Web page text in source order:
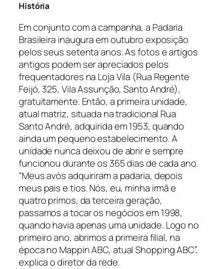
História
Em conjunto com a campanha, a Padaria
Brasileira inaugura em outubro exposição
pelos seus setenta anos. As fotos e artigos
antigos podem ser apreciados pelos
frequentadores na Loja Vila (Rua Regente
Feijó, 325, Vila Assunção, Santo André),
gratuitamente. Então, a primeira unidade,
atual matriz, situada na tradicional Rua
Santo André, adquirida em 1953, quando
ainda um pequeno estabelecimento. A
unidade nunca deixou de abrir e sempre
funcionou durante os 365 dias de cada ano.
“Meus avós adquiriram a padaria, depois
meus pais e tios. Nós, eu, minha irmã e
quatro primos, da terceira geração,
passamos a tocar os negócios em 1998,
quando havia apenas uma unidade. Logo no
primeiro ano, abrimos a primeira filial, na
época no Mappin ABC, atual Shopping ABC”,
explica o diretor da rede.